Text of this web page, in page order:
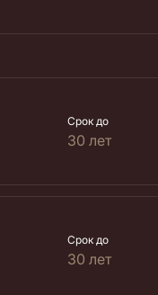
Срок до
30 лет
Срок до
30 лет